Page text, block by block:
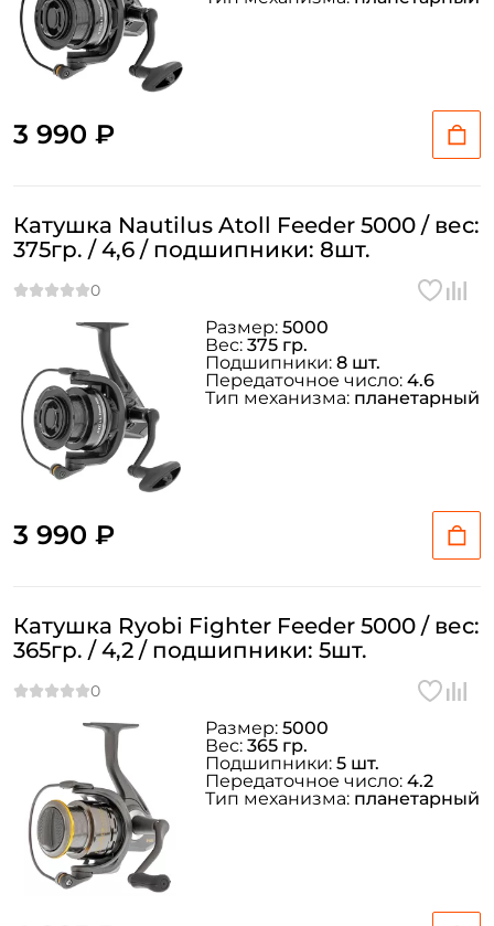
3 990 ₽
Катушка Nautilus Atoll Feeder 5000 / вес:
375гр. / 4,6 / подшипники: 8шт.
3 990 ₽
Размер: 5000
Вес: 375 гр.
Подшипники: 8 шт.
Передаточное число: 4.6
Тип механизма: планетарный
Катушка Ryobi Fighter Feeder 5000 / вес:
365гр. / 4,2 / подшипники: 5шт.
Размер: 5000
Вес: 365 гр.
Подшипники: 5 шт.
Передаточное число: 4.2
Тип механизма: планетарный
Номер телефона: *
Придумайте пароль: *
Заполняя данную форму вы соглашаетесь на обработку
персональных данных
У меня уже есть аккаунт